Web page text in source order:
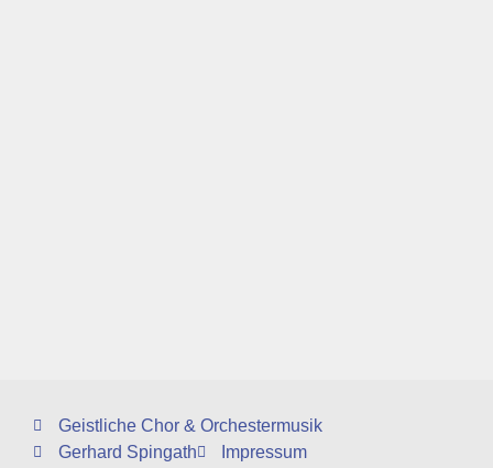
Geistliche Chor & Orchestermusik
Gerhard Spingath
Impressum